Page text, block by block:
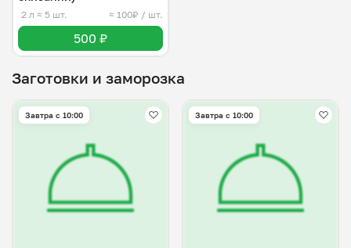
2 л ≈ 5 шт. ≈ 100₽ / шт.
500 ₽
Заготовки и заморозка
Завтра c 10:00 Завтра c 10:00